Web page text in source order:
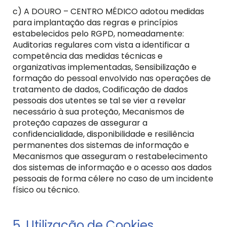
c) A DOURO – CENTRO MÉDICO adotou medidas
para implantação das regras e princípios
estabelecidos pelo RGPD, nomeadamente:
Auditorias regulares com vista a identificar a
competência das medidas técnicas e
organizativas implementadas, Sensibilização e
formação do pessoal envolvido nas operações de
tratamento de dados, Codificação de dados
pessoais dos utentes se tal se vier a revelar
necessário à sua proteção, Mecanismos de
proteção capazes de assegurar a
confidencialidade, disponibilidade e resiliência
permanentes dos sistemas de informação e
Mecanismos que asseguram o restabelecimento
dos sistemas de informação e o acesso aos dados
pessoais de forma célere no caso de um incidente
físico ou técnico.